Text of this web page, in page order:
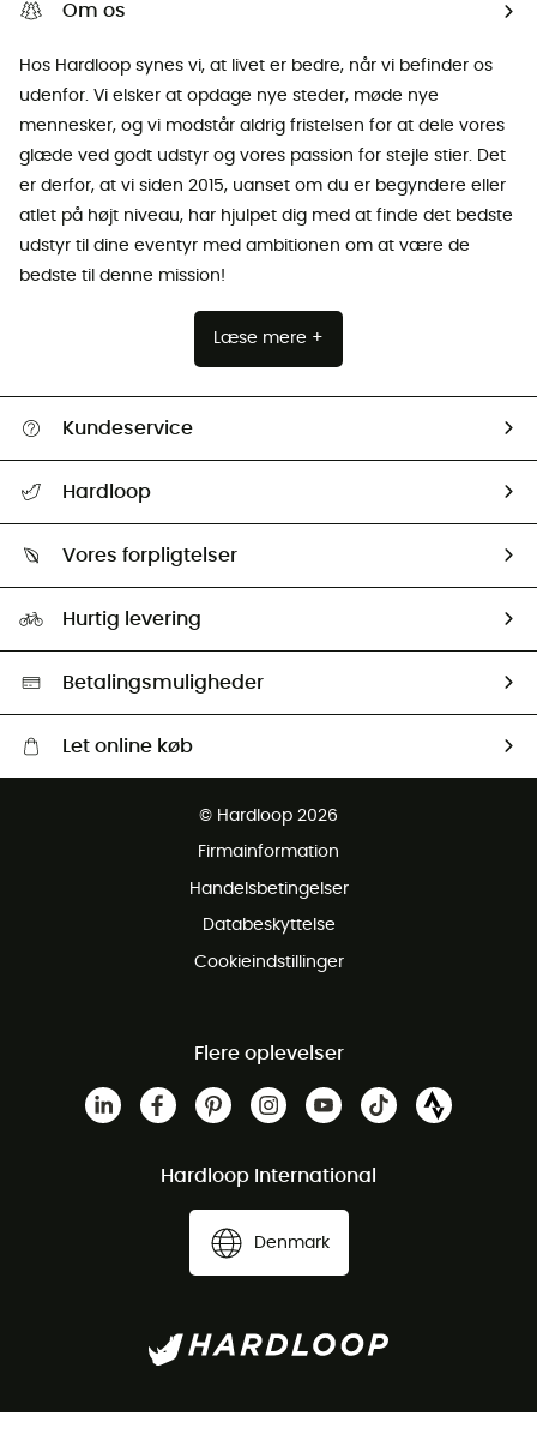
Om os
Hos Hardloop synes vi, at livet er bedre, når vi befinder os
udenfor. Vi elsker at opdage nye steder, møde nye
mennesker, og vi modstår aldrig fristelsen for at dele vores
glæde ved godt udstyr og vores passion for stejle stier. Det
er derfor, at vi siden 2015, uanset om du er begyndere eller
atlet på højt niveau, har hjulpet dig med at finde det bedste
udstyr til dine eventyr med ambitionen om at være de
bedste til denne mission!
Læse mere +
Kundeservice
Returnering & Tilbagebetaling
Hardloop
Our ambassadors
Vores forpligtelser
Second hand
HardGreen Udvalg
Hurtig levering
Betalingsmuligheder
Let online køb
Gratis retur inden for 100 dage
© Hardloop 2026
Firmainformation
Handelsbetingelser
Databeskyttelse
Cookieindstillinger
Flere oplevelser
Hardloop International
Denmark